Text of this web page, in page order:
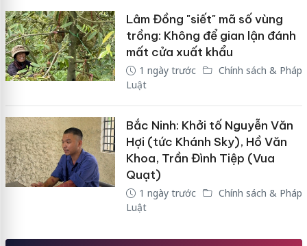
Lâm Đồng "siết" mã số vùng
trồng: Không để gian lận đánh
mất cửa xuất khẩu
1 ngày trước
Chính sách & Pháp
Luật
Bắc Ninh: Khởi tố Nguyễn Văn
Hợi (tức Khánh Sky), Hồ Văn
Khoa, Trần Đình Tiệp (Vua
Quạt)
1 ngày trước
Chính sách & Pháp
Luật